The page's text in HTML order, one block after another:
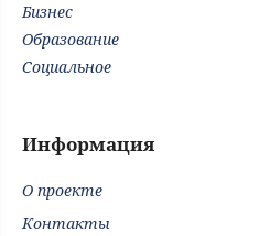
Бизнес
Образование
Социальное
Информация
О проекте
Контакты